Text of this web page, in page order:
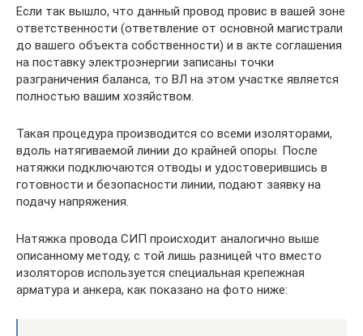
Если так вышло, что данный провод провис в вашей зоне
ответственности (ответвление от основной магистрали
до вашего объекта собственности) и в акте соглашения
на поставку электроэнергии записаны точки
разграничения баланса, то ВЛ на этом участке является
полностью вашим хозяйством.
Такая процедура производится со всеми изоляторами,
вдоль натягиваемой линии до крайней опоры. После
натяжки подключаются отводы и удостоверившись в
готовности и безопасности линии, подают заявку на
подачу напряжения.
Натяжка провода СИП происходит аналогично выше
описанному методу, с той лишь разницей что вместо
изоляторов используется специальная крепежная
арматура и анкера, как показано на фото ниже: